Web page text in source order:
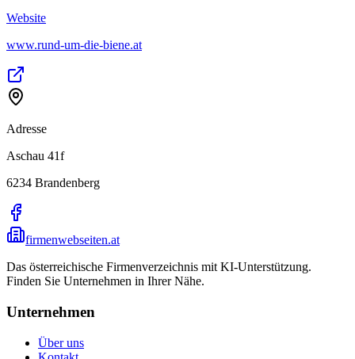
Website
www.rund-um-die-biene.at
Adresse
Aschau 41f
6234 Brandenberg
firmenwebseiten.at
Das österreichische Firmenverzeichnis mit KI-Unterstützung.
Finden Sie Unternehmen in Ihrer Nähe.
Unternehmen
Über uns